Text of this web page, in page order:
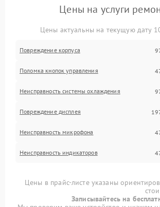
Цены на услуги
Цены актуальны на текущую дату
Повреждение корпуса
Поломка кнопок управления
Неисправность системы охлаждения
Повреждение дисплея
Неисправность микрофона
Неисправность индикаторов
Цены в прайс-листе указаны
Записывайтесь на